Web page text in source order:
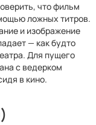
что фильм
ложных титров.
и изображение
— как будто
Для пущего
с ведерком
в кино.